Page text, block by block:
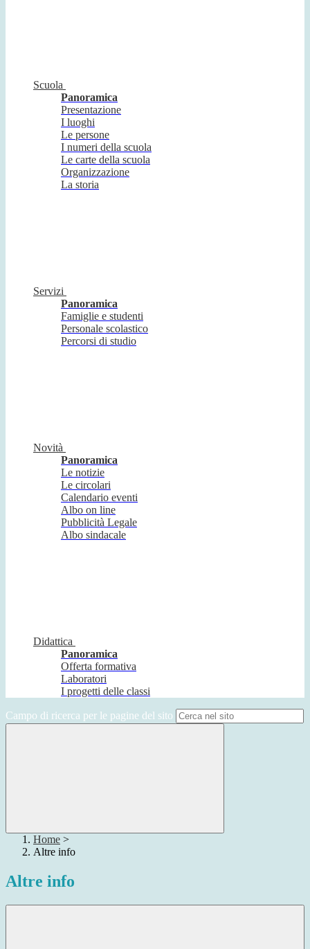
Scuola
Panoramica
Presentazione
I luoghi
Le persone
I numeri della scuola
Le carte della scuola
Organizzazione
La storia
Servizi
Panoramica
Famiglie e studenti
Personale scolastico
Percorsi di studio
Novità
Panoramica
Le notizie
Le circolari
Calendario eventi
Albo on line
Pubblicità Legale
Albo sindacale
Didattica
Panoramica
Offerta formativa
Laboratori
I progetti delle classi
Campo di ricerca per le pagine del sito
Home >
Altre info
Altre info